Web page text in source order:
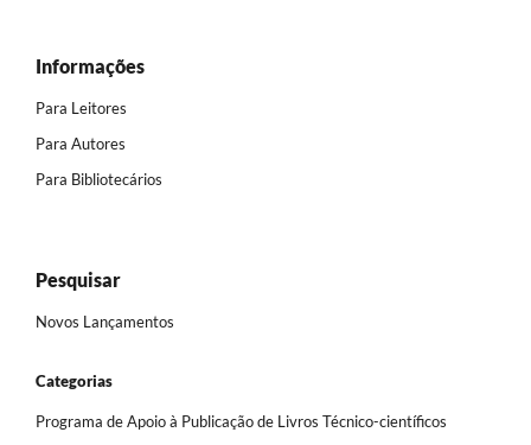
Informações
Para Leitores
Para Autores
Para Bibliotecários
Pesquisar
Novos Lançamentos
Categorias
Programa de Apoio à Publicação de Livros Técnico-científicos